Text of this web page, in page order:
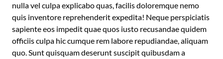
nulla vel culpa explicabo quas, facilis doloremque nemo
quis inventore reprehenderit expedita! Neque perspiciatis
sapiente eos impedit quae quos iusto recusandae quidem
officiis culpa hic cumque rem labore repudiandae, aliquam
quo. Sunt quisquam deserunt suscipit quibusdam a